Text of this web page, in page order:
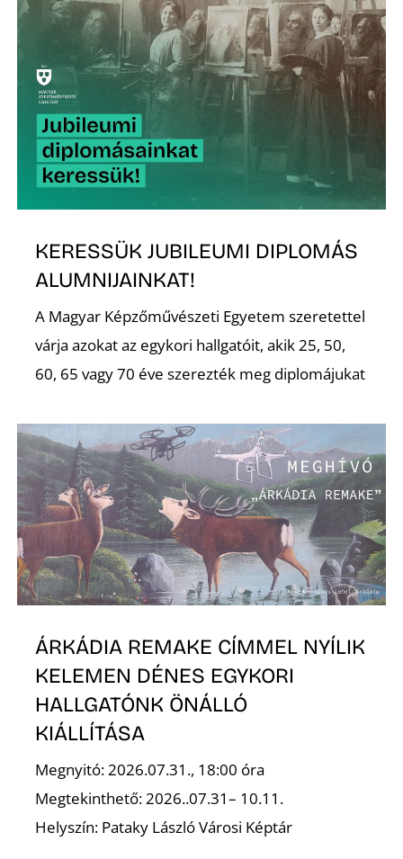
KERESSÜK JUBILEUMI DIPLOMÁS
ALUMNIJAINKAT!
A Magyar Képzőművészeti Egyetem szeretettel
várja azokat az egykori hallgatóit, akik 25, 50,
60, 65 vagy 70 éve szerezték meg diplomájukat
ÁRKÁDIA REMAKE CÍMMEL NYÍLIK
KELEMEN DÉNES EGYKORI
HALLGATÓNK ÖNÁLLÓ
KIÁLLÍTÁSA
Megnyitó: 2026.07.31., 18:00 óra
Megtekinthető: 2026..07.31– 10.11.
Helyszín: Pataky László Városi Képtár